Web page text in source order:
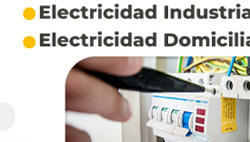
Afirman que esta “alternativa”
aportan a la mitigación del
sino que desplazan cultivos
Además impulsan la
acaparamiento de tierras, agua